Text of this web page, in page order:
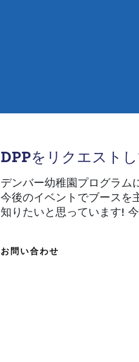
DPPをリクエスト
デンバー幼稚園プログラム
今後のイベントでブースを
知りたいと思っています!
お問い合わせ